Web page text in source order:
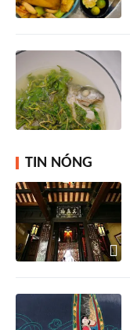
TIN NÓNG